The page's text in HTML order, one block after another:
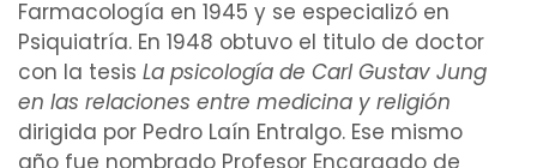
Farmacología en 1945 y se especializó en
Psiquiatría. En 1948 obtuvo el titulo de doctor
con la tesis La psicología de Carl Gustav Jung
en las relaciones entre medicina y religión
dirigida por Pedro Laín Entralgo. Ese mismo
año fue nombrado Profesor Encargado de